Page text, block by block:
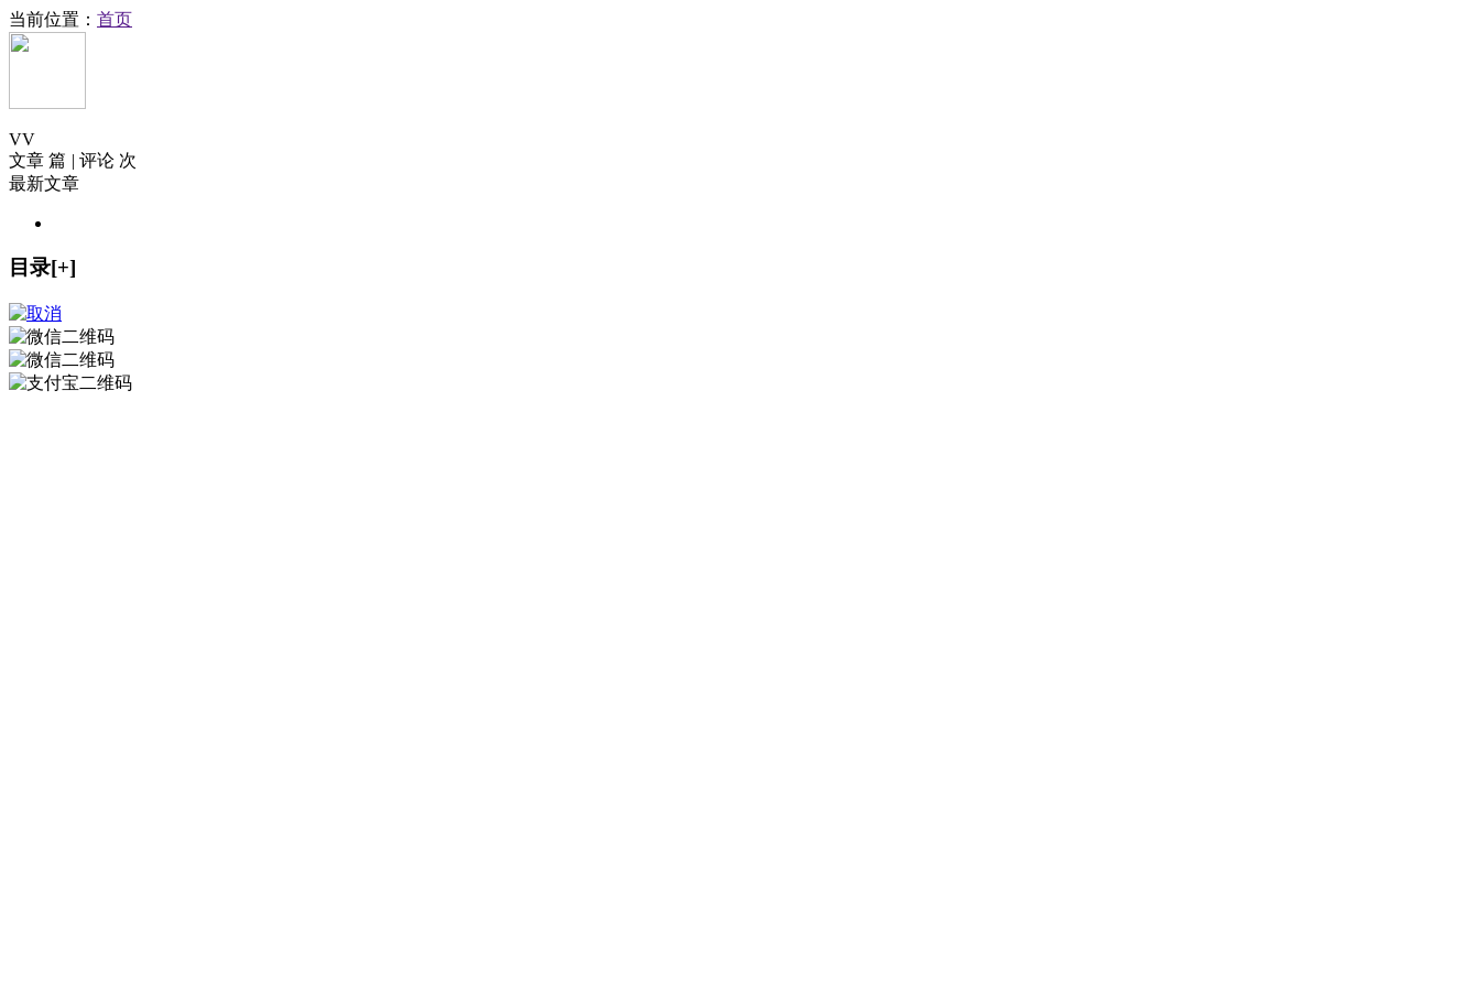
当前位置： 首页
VV
文章 篇 | 评论 次
最新文章
目录[+]